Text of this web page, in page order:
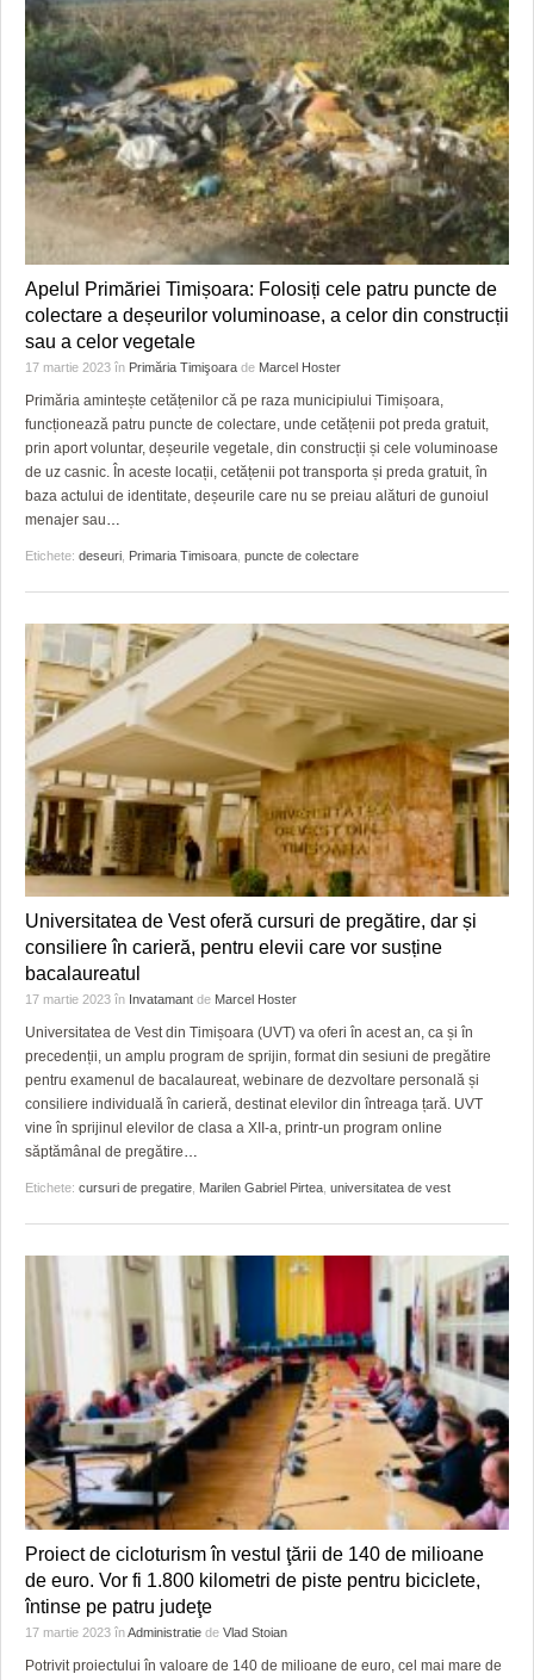
Apelul Primăriei Timișoara: Folosiți cele patru puncte de
colectare a deșeurilor voluminoase, a celor din construcții
sau a celor vegetale
17 martie 2023 în Primăria Timişoara de Marcel Hoster
Primăria amintește cetățenilor că pe raza municipiului Timișoara,
funcționează patru puncte de colectare, unde cetățenii pot preda gratuit,
prin aport voluntar, deșeurile vegetale, din construcții și cele voluminoase
de uz casnic. În aceste locații, cetățenii pot transporta și preda gratuit, în
baza actului de identitate, deșeurile care nu se preiau alături de gunoiul
menajer sau
Etichete: deseuri Primaria Timisoara puncte de colectare
Universitatea de Vest oferă cursuri de pregătire, dar și
consiliere în carieră, pentru elevii care vor susține
bacalaureatul
17 martie 2023 în Invatamant de Marcel Hoster
Universitatea de Vest din Timișoara (UVT) va oferi în acest an, ca și în
precedenții, un amplu program de sprijin, format din sesiuni de pregătire
pentru examenul de bacalaureat, webinare de dezvoltare personală și
consiliere individuală în carieră, destinat elevilor din întreaga țară. UVT
vine în sprijinul elevilor de clasa a XII-a, printr-un program online
săptămânal de pregătire…
Etichete: cursuri de pregatire Marilen Gabriel Pirtea universitatea de vest
Proiect de cicloturism în vestul ţării de 140 de milioane
de euro. Vor fi 1.800 kilometri de piste pentru biciclete,
întinse pe patru judeţe
17 martie 2023 înAdministratie de Vlad Stoian
Potrivit proiectului în valoare de 140 de milioane de euro, cel mai mare de